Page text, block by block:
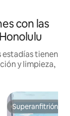
con las
estadías tienen
y limpieza,
Superanfitrión
Superanfitrión